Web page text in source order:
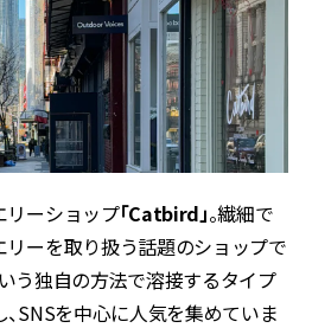
リーショップ「Catbird」。繊細で
ーを取り扱う話題のショップで
う独自の方法で溶接するタイプ
SNSを中心に人気を集めていま